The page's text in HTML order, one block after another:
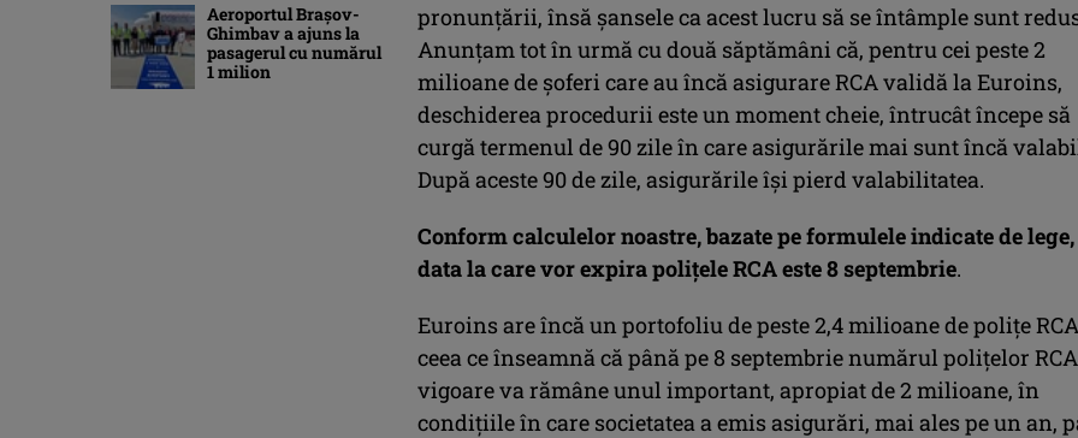
pronunțării, însă șansele ca acest lucru să se întâmple sunt
Anunțam tot în urmă cu două săptămâni că, pentru cei peste 2
milioane de șoferi care au încă asigurare RCA validă la Euroins,
deschiderea procedurii este un moment cheie, întrucât începe să
curgă termenul de 90 zile în care asigurările mai sunt încă
După aceste 90 de zile, asigurările își pierd valabilitatea.
Conform calculelor noastre, bazate pe formulele indicate de lege,
data la care vor expira polițele RCA este 8 septembrie.
Euroins are încă un portofoliu de peste 2,4 milioane de polițe
ceea ce înseamnă că până pe 8 septembrie numărul polițelor
vigoare va rămâne unul important, apropiat de 2 milioane, în
condițiile în care societatea a emis asigurări, mai ales pe un an,
Aeroportul Brașov-
Ghimbav a ajuns la
pasagerul cu numărul
1 milion